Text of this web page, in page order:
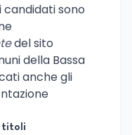
candidati sono
del sito
della Bassa
anche gli
titoli